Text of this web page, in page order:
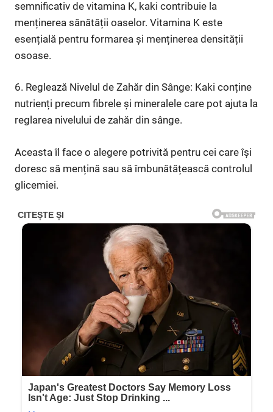
semnificativ de vitamina K, kaki contribuie la
menținerea sănătății oaselor. Vitamina K este
esențială pentru formarea și menținerea densității
osoase.
6. Reglează Nivelul de Zahăr din Sânge: Kaki conține
nutrienți precum fibrele și mineralele care pot ajuta la
reglarea nivelului de zahăr din sânge.
Aceasta îl face o alegere potrivită pentru cei care își
doresc să mențină sau să îmbunătățească controlul
glicemiei.